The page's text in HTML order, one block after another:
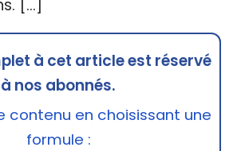
[…]
à cet article est réservé
à nos abonnés.
contenu en choisissant une
formule :